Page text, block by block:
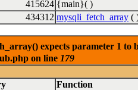
415624 {main}( )
434312 mysqli_fetch_array (
expects parameter 1 to
on line 179
Function